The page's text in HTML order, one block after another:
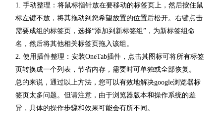
1. 手动整理：将鼠标指针放在要移动的标签页上，然后按住鼠
标左键不放，将其拖动到您希望放置的位置后松开。右键点击
需要成组的标签页，选择“添加到新标签组”，为新标签组命
名，然后将其他相关标签页拖入该组。
2. 使用插件整理：安装OneTab插件，点击其图标可将所有标签
页转换成一个列表，节省内存，需要时可单独或全部恢复。
总的来说，通过以上方法，您可以有效地解决google浏览器标
签页太多问题。但请注意，由于浏览器版本和操作系统的差
异，具体的操作步骤和效果可能会有所不同。